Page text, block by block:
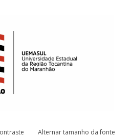
Alternar tamanho da fonte